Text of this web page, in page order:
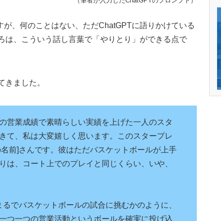
、何のことはない、ただChatGPTに語りかけている
は、こういう話し言葉で「やりとり」ができる点で
ました。
営業成績で素晴らしい実績を上げた一人のスタ
て、私は大変嬉しく思います。このスタープレ
前]さんです。彼はただバスケットボールが上手
は、コート上でのプレイと同じくらい、いや、
でバスケットボールの試合に挑むかのように、
つ一つの営業活動というボールを確実に投げ込